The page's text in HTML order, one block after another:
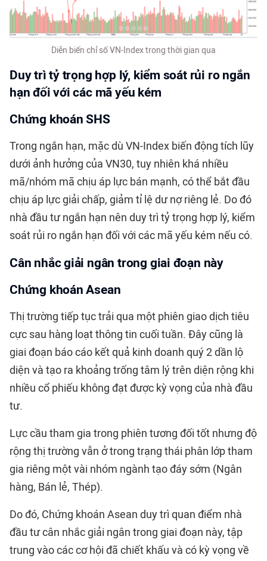
Diễn biến chỉ số VN-Index trong thời gian qua
Duy trì tỷ trọng hợp lý, kiểm soát rủi ro ngắn
hạn đối với các mã yếu kém
Chứng khoán SHS
Trong ngắn hạn, mặc dù VN-Index biến động tích lũy
dưới ảnh hưởng của VN30, tuy nhiên khá nhiều
mã/nhóm mã chịu áp lực bán mạnh, có thể bắt đầu
chịu áp lực giải chấp, giảm tỉ lệ dư nợ riêng lẻ. Do đó
nhà đầu tư ngắn hạn nên duy trì tỷ trọng hợp lý, kiểm
soát rủi ro ngắn hạn đối với các mã yếu kém nếu có.
Cân nhắc giải ngân trong giai đoạn này
Chứng khoán Asean
Thị trường tiếp tục trải qua một phiên giao dịch tiêu
cực sau hàng loạt thông tin cuối tuần. Đây cũng là
giai đoạn báo cáo kết quả kinh doanh quý 2 dần lộ
diện và tạo ra khoảng trống tâm lý trên diện rộng khi
nhiều cổ phiếu không đạt được kỳ vọng của nhà đầu
tư.
Lực cầu tham gia trong phiên tương đối tốt nhưng độ
rộng thị trường vẫn ở trong trạng thái phân lớp tham
gia riêng một vài nhóm ngành tạo đáy sớm (Ngân
hàng, Bán lẻ, Thép).
Do đó, Chứng khoán Asean duy trì quan điểm nhà
đầu tư cân nhắc giải ngân trong giai đoạn này, tập
trung vào các cơ hội đã chiết khấu và có kỳ vọng về